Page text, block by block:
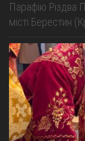
Парафію Різдва
місті Берестин